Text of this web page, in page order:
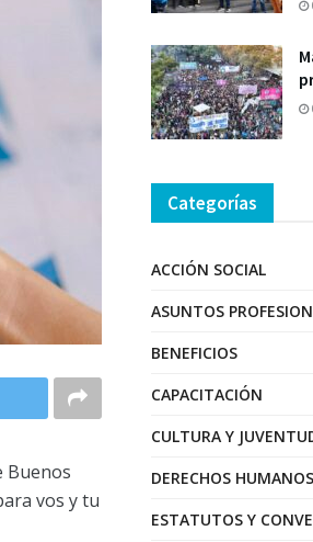
Buenos
vos y tu
Categorías
ACCIÓN SOCIAL
ASUNTOS
BENEFICIOS
CAPACITACIÓN
CULTURA Y
DERECHOS HUMANOS
ESTATUTOS Y